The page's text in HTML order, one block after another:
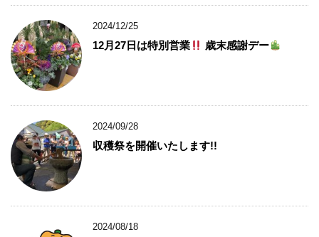
2024/12/25
12月27日は特別営業 歳末感謝デー
2024/09/28
収穫祭を開催いたします!!
2024/08/18